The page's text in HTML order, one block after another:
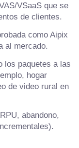
VSaaS que se
de clientes.
como Aipix
al mercado.
los paquetes a las
hogar
de video rural en
abandono,